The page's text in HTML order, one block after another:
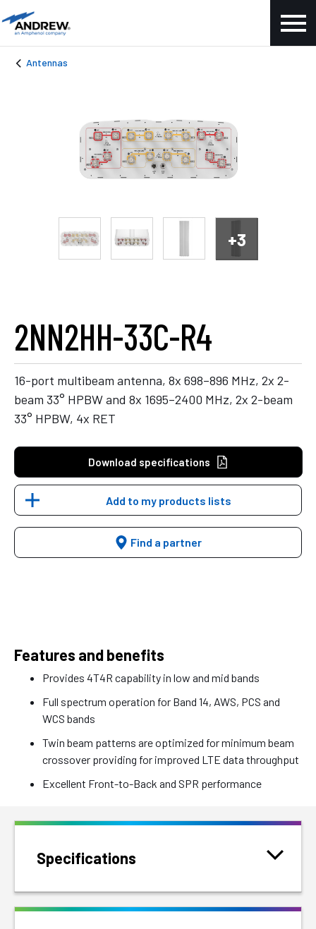
Antennas
2NN2HH-33C-R4
16-port multibeam antenna, 8x 698–896 MHz, 2x 2-
beam 33° HPBW and 8x 1695–2400 MHz, 2x 2-beam
33° HPBW, 4x RET
Download specifications
Add to my products lists
Find a partner
+3
Features and benefits
Provides 4T4R capability in low and mid bands
Full spectrum operation for Band 14, AWS, PCS and
WCS bands
Twin beam patterns are optimized for minimum beam
crossover providing for improved LTE data throughput
Excellent Front-to-Back and SPR performance
Specifications